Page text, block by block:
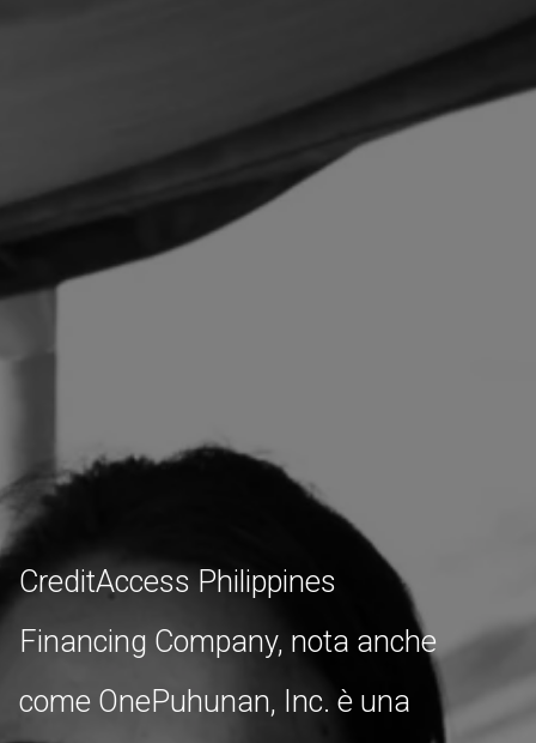
CreditAccess Philippines
Financing Company, nota anche
come OnePuhunan, Inc. è una